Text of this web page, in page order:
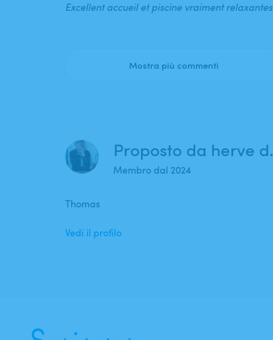
Excellent accueil et piscine vraiment relaxantes
Mostra più commenti
Proposto da herve d.
Membro dal 2024
Thomas
Vedi il profilo